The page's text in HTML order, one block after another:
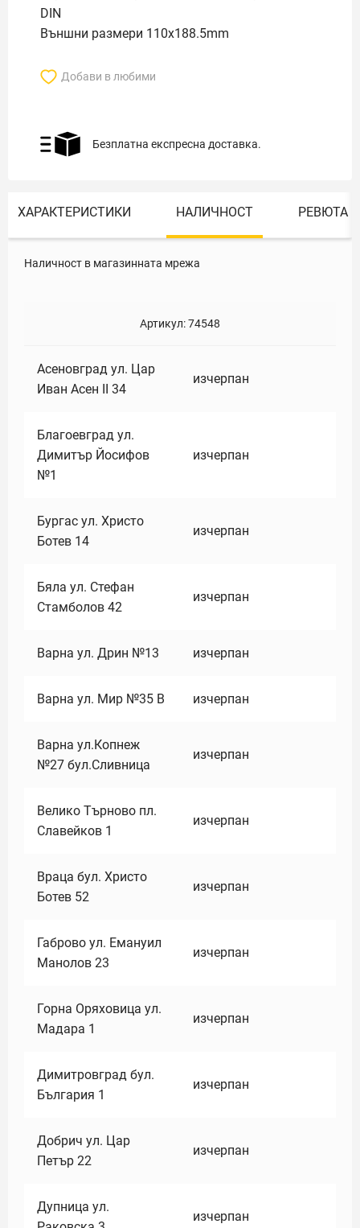
DIN
Външни размери 110x188.5mm
Добави в любими
Безплатна експресна доставка.
ХАРАКТЕРИСТИКИ НАЛИЧНОСТ РЕВЮТА
Наличност в магазинната мрежа
Артикул:74548
Асеновград ул. Цар
Иван Асен II 34
изчерпан
Благоевград ул.
Димитър Йосифов
№1
изчерпан
Бургас ул. Христо
Ботев 14
изчерпан
Бяла ул. Стефан
Стамболов 42
изчерпан
Варна ул. Дрин №13 изчерпан
Варна ул. Мир №35 В изчерпан
Варна ул.Копнеж
№27 бул.Сливница
изчерпан
Велико Търново пл.
Славейков 1
изчерпан
Враца бул. Христо
Ботев 52
изчерпан
Габрово ул. Емануил
Манолов 23
изчерпан
Горна Оряховица ул.
Мадара 1
изчерпан
Димитровград бул.
България 1
изчерпан
Добрич ул. Цар
Петър 22
изчерпан
Дупница ул.
изчерпан